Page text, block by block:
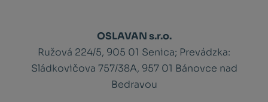
OSLAVAN s.r.o.
Ružová 224/5, 905 01 Senica; Prevádzka:
Sládkovičova 757/38A, 957 01 Bánovce nad
Bedravou